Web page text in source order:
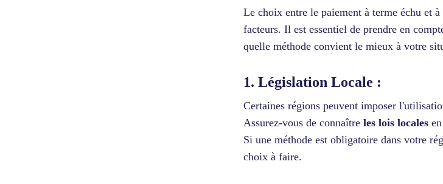
Le choix entre le paiement à terme échu et
facteurs. Il est essentiel de prendre en
quelle méthode convient le mieux à votre
1. Législation Locale :
Certaines régions peuvent imposer
Assurez-vous de connaître les lois locales
Si une méthode est obligatoire dans votre
choix à faire.